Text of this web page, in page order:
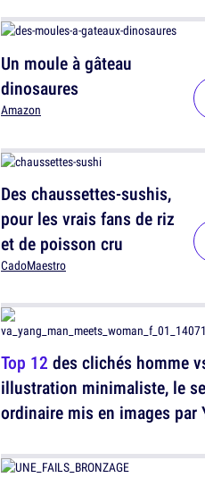
Un moule à gâteau
dinosaures
Amazon
Des chaussettes-sushis,
pour les vrais fans de riz
et de poisson cru
CadoMaestro
Top 12 des clichés homme
illustration minimaliste, le
ordinaire mis en images par